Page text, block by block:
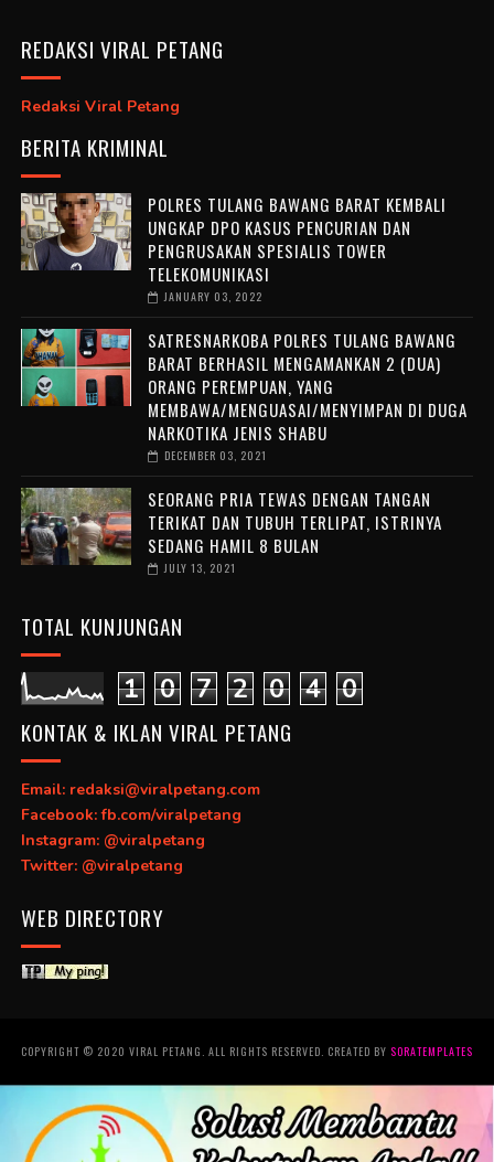
REDAKSI VIRAL PETANG
Redaksi Viral Petang
BERITA KRIMINAL
POLRES TULANG BAWANG BARAT KEMBALI
UNGKAP DPO KASUS PENCURIAN DAN
PENGRUSAKAN SPESIALIS TOWER
TELEKOMUNIKASI
JANUARY 03, 2022
SATRESNARKOBA POLRES TULANG BAWANG
BARAT BERHASIL MENGAMANKAN 2 (DUA)
ORANG PEREMPUAN, YANG
MEMBAWA/MENGUASAI/MENYIMPAN DI DUGA
NARKOTIKA JENIS SHABU
DECEMBER 03, 2021
SEORANG PRIA TEWAS DENGAN TANGAN
TERIKAT DAN TUBUH TERLIPAT, ISTRINYA
SEDANG HAMIL 8 BULAN
JULY 13, 2021
TOTAL KUNJUNGAN
1 0 7 2 0 4 0
KONTAK & IKLAN VIRAL PETANG
Email: redaksi@viralpetang.com
Facebook: fb.com/viralpetang
Instagram: @viralpetang
Twitter: @viralpetang
WEB DIRECTORY
COPYRIGHT © 2020 VIRAL PETANG. ALL RIGHTS RESERVED. CREATED BY SORATEMPLATES